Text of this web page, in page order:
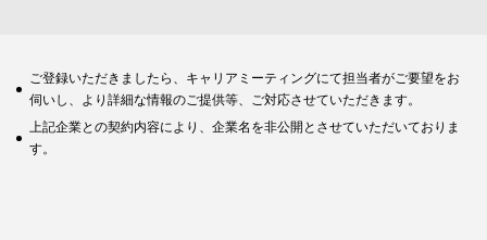
ご登録いただきましたら、キャリアミーティングにて担当者がご要望をお
伺いし、より詳細な情報のご提供等、ご対応させていただきます。
上記企業との契約内容により、企業名を非公開とさせていただいておりま
す。